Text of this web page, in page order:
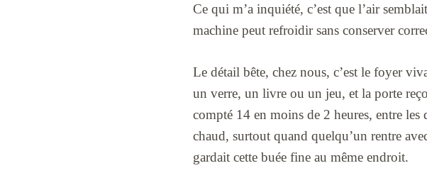
Ce qui m’a inquiété, c’est que l’air
machine peut refroidir sans conserver
Le détail bête, chez nous, c’est le foyer
un verre, un livre ou un jeu, et la porte
compté 14 en moins de 2 heures, entre
chaud, surtout quand quelqu’un rentre
gardait cette buée fine au même endroit.